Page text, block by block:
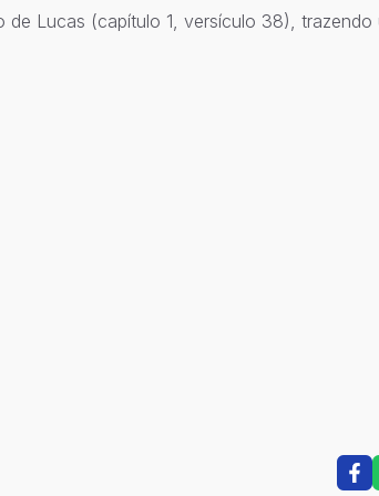
de Lucas (capítulo 1, versículo 38), trazendo